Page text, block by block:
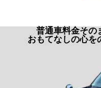
普通車料金その
おもてなしの心を